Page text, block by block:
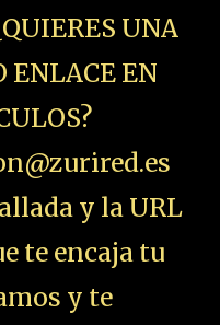
UNA
ENLACE EN
y la URL
te encaja tu
y te